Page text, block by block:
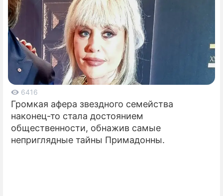
ПРОИСШЕСТВИЯ
СОННИК
СТИЛЬ ЖИЗНИ
СЕРИАЛЫ
ИГРЫ
ПРЕСС-РЕЛИЗЫ
О ПРОЕКТЕ
6416
Громкая афера звездного семейства
наконец-то стала достоянием
общественности, обнажив самые
неприглядные тайны Примадонны.